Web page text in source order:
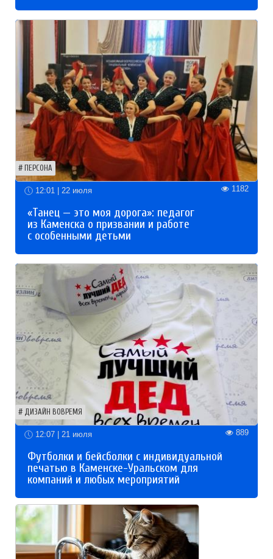
ПЕРСОНА
12:01 | 22 июля 1182
«Танец — это моя дорога»: педагог
из Каменска о призвании и работе
с особенными детьми
ДИЗАЙН ВОВРЕМЯ
12:07 | 21 июля 889
Футболки и бейсболки с индивидуальной
печатью в Каменске-Уральском для
компаний и любых мероприятий